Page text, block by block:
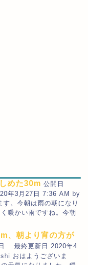
めた30m 公開日
年3月27日 7:36 AM by
。今朝は雨の朝になり
暖かい雨ですね。今朝
、朝より宵の方が
最終更新日 2020年4
おはようございま